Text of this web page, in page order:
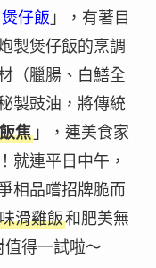
仔飯 」，有著目
製煲仔飯的烹調
（臘腸、白鱔全
製豉油，將傳統
焦」，連美食家
就連平日中午，
相品嚐招牌脆而
滑雞飯和肥美無
得一試啦～